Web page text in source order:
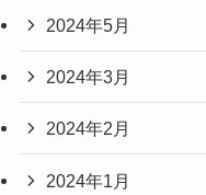
2024年5月
2024年3月
2024年2月
2024年1月